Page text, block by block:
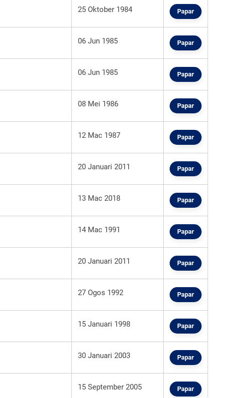
25 Oktober 1984 Papar
06 Jun 1985 Papar
06 Jun 1985 Papar
08 Mei 1986 Papar
12 Mac 1987 Papar
20 Januari 2011 Papar
13 Mac 2018 Papar
14 Mac 1991 Papar
20 Januari 2011 Papar
27 Ogos 1992 Papar
15 Januari 1998 Papar
30 Januari 2003 Papar
15 September 2005 Papar